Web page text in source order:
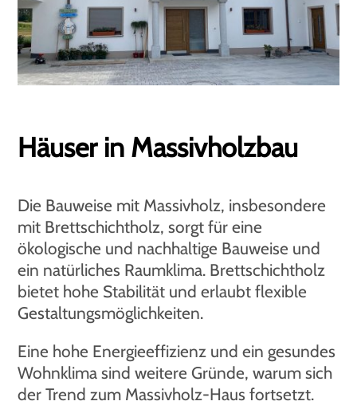
Häuser in Massivholzbau
Die Bauweise mit Massivholz, insbesondere
mit Brettschichtholz, sorgt für eine
ökologische und nachhaltige Bauweise und
ein natürliches Raumklima. Brettschichtholz
bietet hohe Stabilität und erlaubt flexible
Gestaltungsmöglichkeiten.
Eine hohe Energieeffizienz und ein gesundes
Wohnklima sind weitere Gründe, warum sich
der Trend zum Massivholz-Haus fortsetzt.